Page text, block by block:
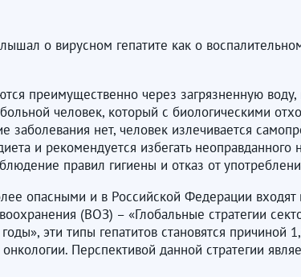
о вирусном гепатите как о
преимущественно через загрязненную
человек, который с биологическими
заболевания нет, человек излечивается
и рекомендуется избегать
правил гигиены и отказ от
опасными и в Российской Федерации
(ВОЗ) – «Глобальные стратегии
эти типы гепатитов становятся
Перспективой данной стратегии